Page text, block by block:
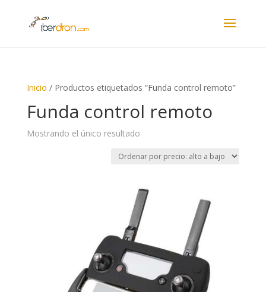
Inicio / Productos etiquetados “Funda control remoto”
Funda control remoto
Mostrando el único resultado